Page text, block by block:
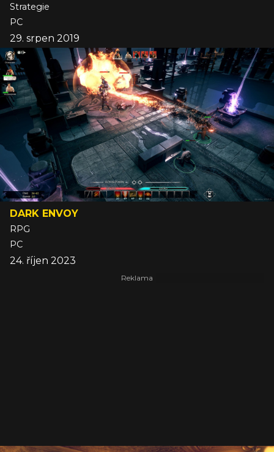
Strategie
PC
29. srpen 2019
DARK ENVOY
RPG
PC
24. říjen 2023